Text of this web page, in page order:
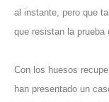
al instante, pero que
que resistan la
Con los huesos
han presentado un